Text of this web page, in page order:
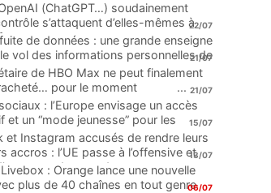
(ChatGPT…) soudainement
s’attaquent d’elles-mêmes à
...
22/07
de données : une grande enseigne
vol des informations personnelles de
...
21/07
de HBO Max ne peut finalement
pour le moment
... 21/07
: l’Europe envisage un accès
et un “mode jeunesse” pour les
...
15/07
et Instagram accusés de rendre leurs
accros : l’UE passe à l’offensive et
amende record
...
13/07
: Orange lance une nouvelle
plus de 40 chaînes en tout genre06/07